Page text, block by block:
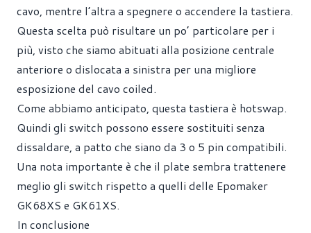
cavo, mentre l’altra a spegnere o accendere la tastiera.
Questa scelta può risultare un po’ particolare per i
più, visto che siamo abituati alla posizione centrale
anteriore o dislocata a sinistra per una migliore
esposizione del cavo coiled.
Come abbiamo anticipato, questa tastiera è hotswap.
Quindi gli switch possono essere sostituiti senza
dissaldare, a patto che siano da 3 o 5 pin compatibili.
Una nota importante è che il plate sembra trattenere
meglio gli switch rispetto a quelli delle Epomaker
GK68XS e GK61XS.
In conclusione